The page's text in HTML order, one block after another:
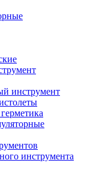
инструмент
инструмента